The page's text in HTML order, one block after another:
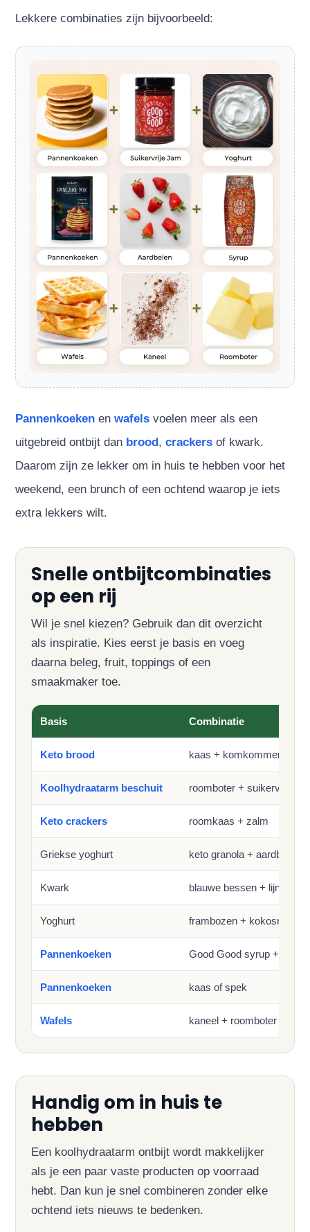
Lekkere combinaties zijn bijvoorbeeld:
Pannenkoeken enwafels voelen meer als een
uitgebreid ontbijt dan brood,crackers of kwark.
Daarom zijn ze lekker om in huis te hebben voor het
weekend, een brunch of een ochtend waarop je iets
extra lekkers wilt.
Snelle ontbijtcombinaties
op een rij
Wil je snel kiezen? Gebruik dan dit overzicht
als inspiratie. Kies eerst je basis en voeg
daarna beleg, fruit, toppings of een
smaakmaker toe.
Basis Combinatie
Keto brood kaas + komkommer
Koolhydraatarm beschuit roomboter + suikervrije
Keto crackers roomkaas + zalm
Griekse yoghurt keto granola + aardbeien
Kwark blauwe bessen + lijnzaad
Yoghurt frambozen + kokosrasp
Pannenkoeken Good Good syrup + rood
Pannenkoeken kaas of spek
Wafels kaneel + roomboter
Handig om in huis te
hebben
Een koolhydraatarm ontbijt wordt makkelijker
als je een paar vaste producten op voorraad
hebt. Dan kun je snel combineren zonder elke
ochtend iets nieuws te bedenken.